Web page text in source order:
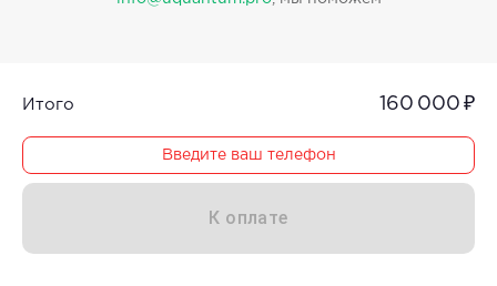
Итого 160 000 ₽
Введите ваш телефон
К оплате